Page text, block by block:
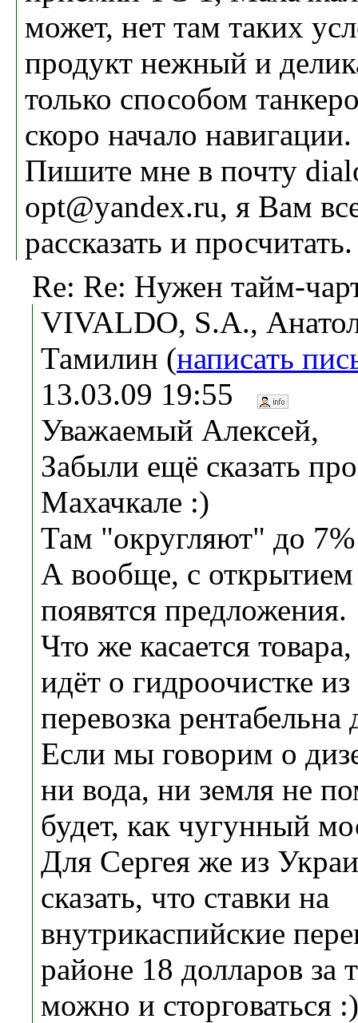
может, нет там таких
продукт нежный и
только способом
скоро начало навигации.
Пишите мне в почту
opt@yandex.ru, я Вам
рассказать и просчитать.
Re: Re: Нужен тайм-
VIVALDO, S.A.,
Тамилин (написать
13.03.09 19:55
Уважаемый Алексей,
Забыли ещё сказать
Махачкале :)
Там "округляют" до
А вообще, с открытием
появятся предложения.
Что же касается
идёт о гидроочистке
перевозка рентабельна
Если мы говорим о
ни вода, ни земля не
будет, как чугунный
Для Сергея же из
сказать, что ставки на
внутрикаспийские
районе 18 долларов за
можно и сторговаться